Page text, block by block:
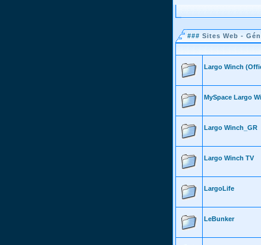
### Sites Web -
Largo Winch
MySpace Largo
Largo Winch_GR
Largo Winch TV
LargoLife
LeBunker